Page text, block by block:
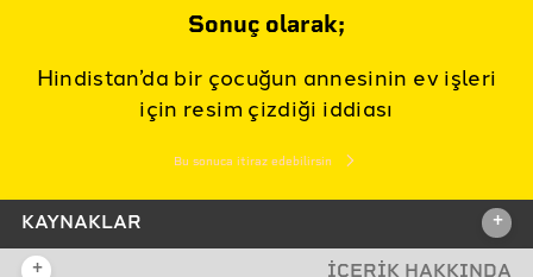
Sonuç olarak;
Hindistan’da bir çocuğun annesinin ev işleri
için resim çizdiği iddiası
Bu sonuca itiraz edebilirsin
KAYNAKLAR +
+ İÇERİK HAKKINDA